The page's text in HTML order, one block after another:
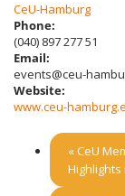
CeU-Hamburg
Phone:
(040) 897 277 51
Email:
events@ceu-
Website:
www.ceu-
«CeU